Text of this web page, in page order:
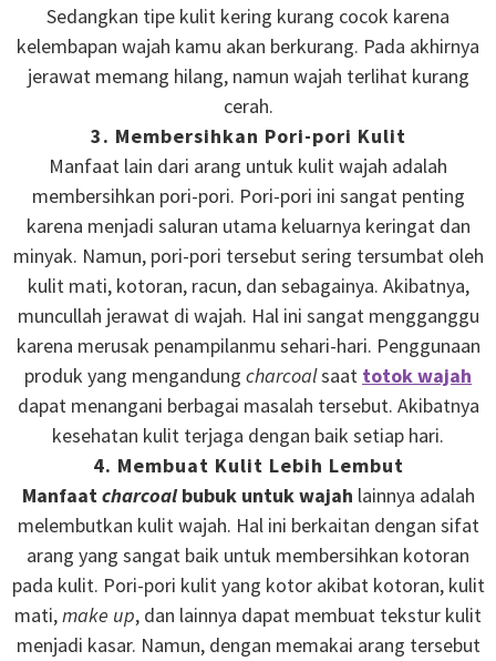
Sedangkan tipe kulit kering kurang cocok karena
kelembapan wajah kamu akan berkurang. Pada akhirnya
jerawat memang hilang, namun wajah terlihat kurang
cerah.
3. Membersihkan Pori-pori Kulit
Manfaat lain dari arang untuk kulit wajah adalah
membersihkan pori-pori. Pori-pori ini sangat penting
karena menjadi saluran utama keluarnya keringat dan
minyak. Namun, pori-pori tersebut sering tersumbat oleh
kulit mati, kotoran, racun, dan sebagainya. Akibatnya,
muncullah jerawat di wajah. Hal ini sangat mengganggu
karena merusak penampilanmu sehari-hari. Penggunaan
produk yang mengandung charcoalsaat totok wajah
dapat menangani berbagai masalah tersebut. Akibatnya
kesehatan kulit terjaga dengan baik setiap hari.
4. Membuat Kulit Lebih Lembut
Manfaatcharcoalbubuk untuk wajah lainnya adalah
melembutkan kulit wajah. Hal ini berkaitan dengan sifat
arang yang sangat baik untuk membersihkan kotoran
pada kulit. Pori-pori kulit yang kotor akibat kotoran, kulit
mati,make up, dan lainnya dapat membuat tekstur kulit
menjadi kasar. Namun, dengan memakai arang tersebut